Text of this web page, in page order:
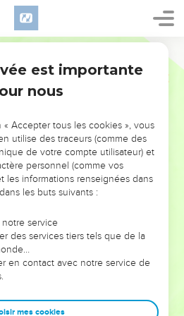
L’ÉVÉNEMENT
!
POUVAIENT VOUS ÉVITER LES
VOTRES ?
on voit moins les doutes, les erreurs
ont traversés, alors même que ce
les ont façonnés.
entrepreneurs, et responsables
de sagesse afin que leurs erreurs
est importante
nous
Accepter tous les cookies », vous
utilise des traceurs (comme des
de votre compte utilisateur) et
personnel (comme vos
les informations renseignées dans
les buts suivants :
service
des services tiers tels que de la
en contact avec notre service de
mes cookies